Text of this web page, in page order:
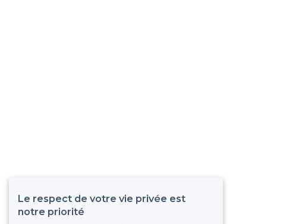
Le respect de votre vie privée est
notre priorité